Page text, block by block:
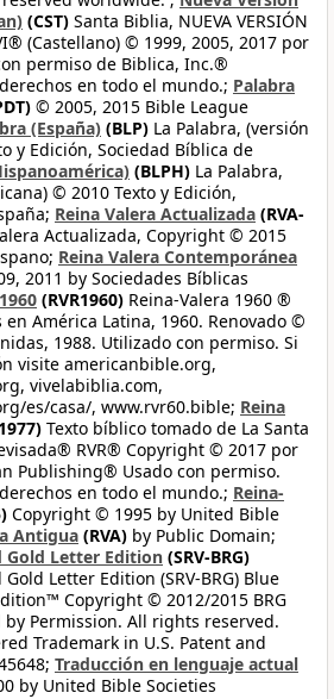
(CST) Santa Biblia, NUEVA VERSIÓN
(Castellano) © 1999, 2005, 2017 por
permiso de Biblica, Inc.®
en todo el mundo.; Palabra
© 2005, 2015 Bible League
(España) (BLP) La Palabra, (versión
y Edición, Sociedad Bíblica de
(BLPH) La Palabra,
© 2010 Texto y Edición,
Reina Valera Actualizada (RVA-
Actualizada, Copyright © 2015
Reina Valera Contemporánea
2011 by Sociedades Bíblicas
(RVR1960) Reina-Valera 1960 ®
América Latina, 1960. Renovado ©
1988. Utilizado con permiso. Si
visite americanbible.org,
vivelabiblia.com,
es/casa/, www.rvr60.bible; Reina
Texto bíblico tomado de La Santa
RVR® Copyright © 2017 por
Publishing® Usado con permiso.
en todo el mundo.; Reina-
Copyright © 1995 by United Bible
Antigua (RVA) by Public Domain;
Gold Letter Edition (SRV-BRG)
Letter Edition (SRV-BRG) Blue
Copyright © 2012/2015 BRG
Permission. All rights reserved.
Trademark in U.S. Patent and
Traducción en lenguaje actual
by United Bible Societies